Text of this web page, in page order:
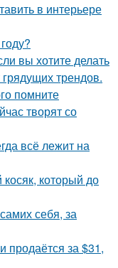
в интерьере
вы хотите делать
трендов.
помните
творят со
всё лежит на
который до
себя, за
за $31,